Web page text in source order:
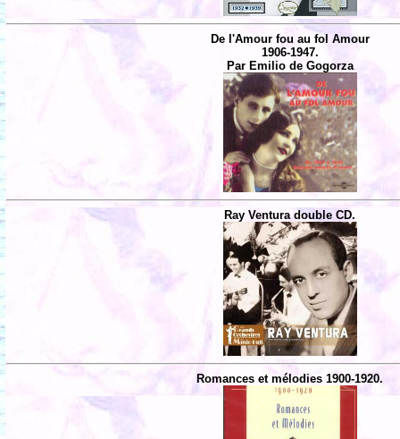
De l'Amour fou au fol Amour
1906-1947.
Par Emilio de Gogorza
Ray Ventura double CD.
Romances et mélodies 1900-1920.